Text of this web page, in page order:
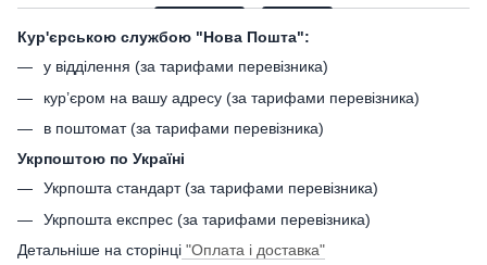
Кур'єрською службою "Нова Пошта":
у відділення (за тарифами перевізника)
кур’єром на вашу адресу (за тарифами перевізника)
в поштомат (за тарифами перевізника)
Укрпоштою по Україні
Укрпошта стандарт (за тарифами перевізника)
Укрпошта експрес (за тарифами перевізника)
Детальніше на сторінці "Оплата і доставка"